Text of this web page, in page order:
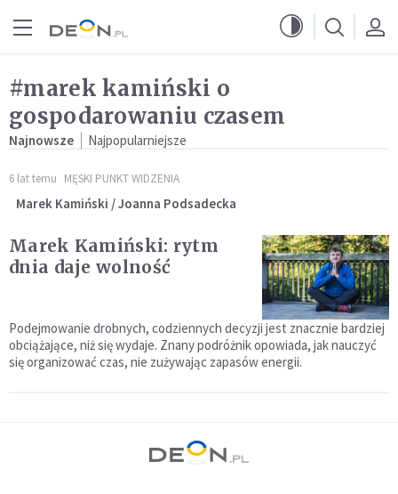
#marek kamiński o
gospodarowaniu czasem
Najnowsze Najpopularniejsze
6 lat temu MĘSKI PUNKT WIDZENIA
Marek Kamiński / Joanna Podsadecka
Marek Kamiński: rytm
dnia daje wolność
Podejmowanie drobnych, codziennych decyzji jest znacznie bardziej
obciążające, niż się wydaje. Znany podróżnik opowiada, jak nauczyć
się organizować czas, nie zużywając zapasów energii.